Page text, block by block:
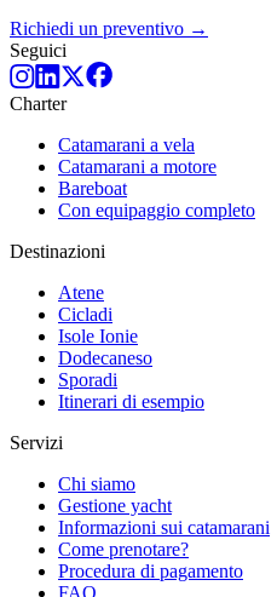
Richiedi un preventivo →
Seguici
Charter
Catamarani a vela
Catamarani a motore
Bareboat
Con equipaggio completo
Destinazioni
Atene
Cicladi
Isole Ionie
Dodecaneso
Sporadi
Itinerari di esempio
Servizi
Chi siamo
Gestione yacht
Informazioni sui catamarani
Come prenotare?
Procedura di pagamento